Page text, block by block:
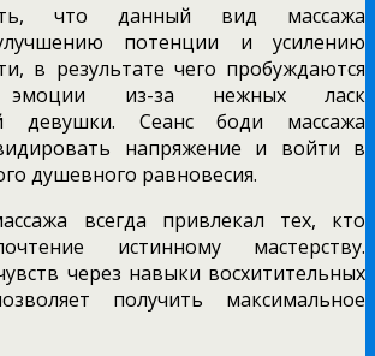
что данный вид массажа
потенции и усилению
в результате чего пробуждаются
эмоции из-за нежных ласк
девушки. Сеанс боди массажа
напряжение и войти в
душевного равновесия.
всегда привлекал тех, кто
истинному мастерству.
через навыки восхитительных
получить максимальное